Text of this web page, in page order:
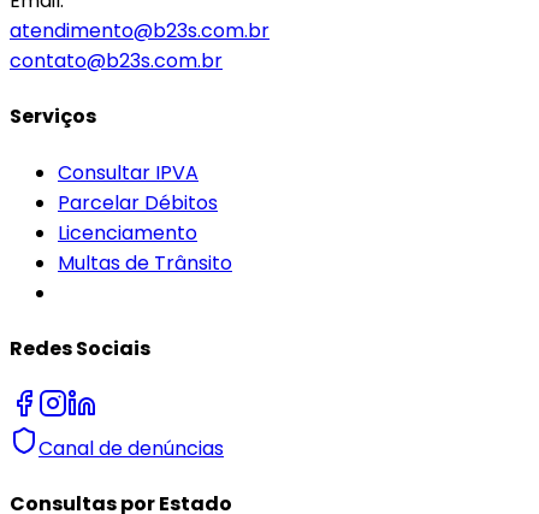
atendimento@b23s.com.br
contato@b23s.com.br
Serviços
Consultar IPVA
Parcelar Débitos
Licenciamento
Multas de Trânsito
Redes Sociais
Canal de denúncias
Consultas por Estado